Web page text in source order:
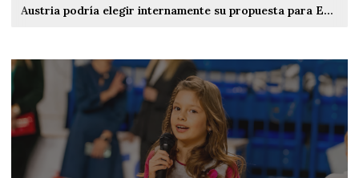
Austria podría elegir internamente su propuesta para Eurovisión 2027